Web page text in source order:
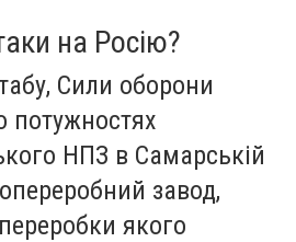
на Росію?
Сили оборони
потужностях
НПЗ в Самарській
завод,
якого